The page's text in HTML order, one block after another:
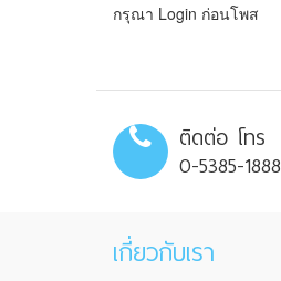
กรุณา Login ก่อนโพส
ติดต่อ โทร
0-5385-1888
เกี่ยวกับเรา